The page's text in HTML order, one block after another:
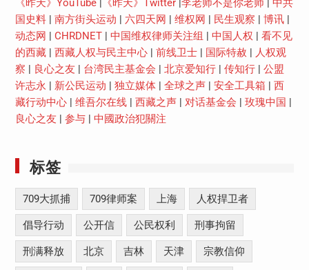
国史料| 南方街头运动 | 六四天网 | 维权网 | 民生观察 | 博讯|
动态网 | CHRDNET| 中国维权律师关注组 | 中国人权 | 看不见
的西藏| 西藏人权与民主中心| 前线卫士| 国际特赦 | 人权观
察 | 良心之友 | 台湾民主基金会 | 北京爱知行| 传知行| 公盟
许志永 | 新公民运动 | 独立媒体| 全球之声| 安全工具箱 | 西
藏行动中心| 维吾尔在线| 西藏之声| 对话基金会 | 玫瑰中国 |
良心之友 | 参与| 中國政治犯關注
标签
709大抓捕 709律师案 上海 人权捍卫者
倡导行动 公开信 公民权利 刑事拘留
刑满释放 北京 吉林 天津 宗教信仰